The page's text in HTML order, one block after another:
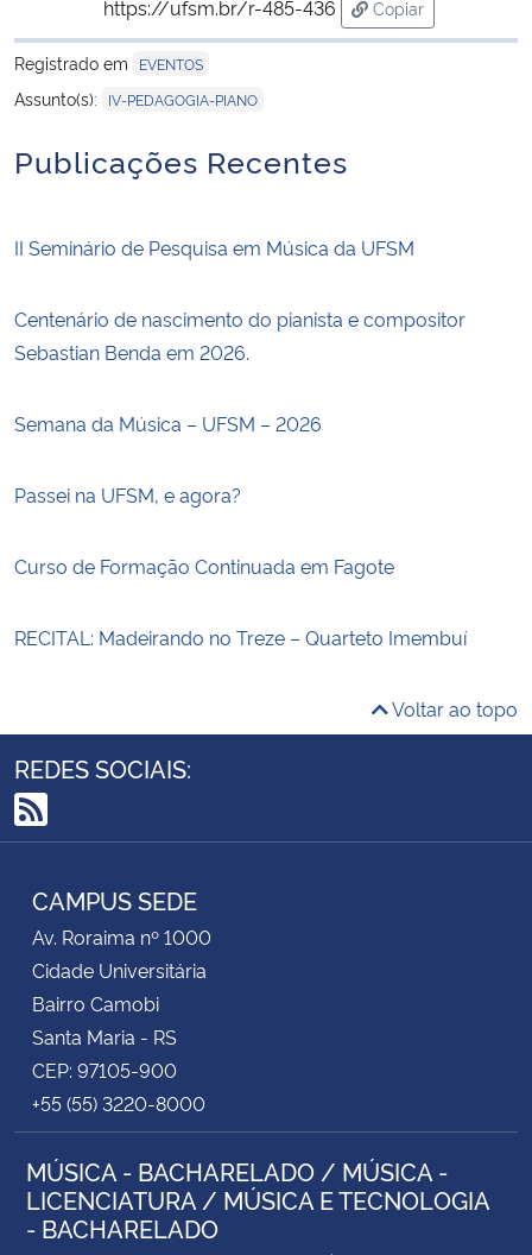
https://ufsm.br/r-485-436
Copiar
para área de
Registrado em
EVENTOS
Assunto(s): IV-PEDAGOGIA-PIANO
Publicações Recentes
II Seminário de Pesquisa em Música da UFSM
Centenário de nascimento do pianista e compositor
Sebastian Benda em 2026.
Semana da Música – UFSM – 2026
Passei na UFSM, e agora?
Curso de Formação Continuada em Fagote
RECITAL: Madeirando no Treze – Quarteto Imembuí
Voltar ao topo
REDES SOCIAIS:
RSS
CAMPUS SEDE
Av. Roraima nº 1000
Cidade Universitária
Bairro Camobi
Santa Maria - RS
CEP: 97105-900
+55 (55) 3220-8000
MÚSICA - BACHARELADO / MÚSICA -
LICENCIATURA / MÚSICA E TECNOLOGIA
- BACHARELADO